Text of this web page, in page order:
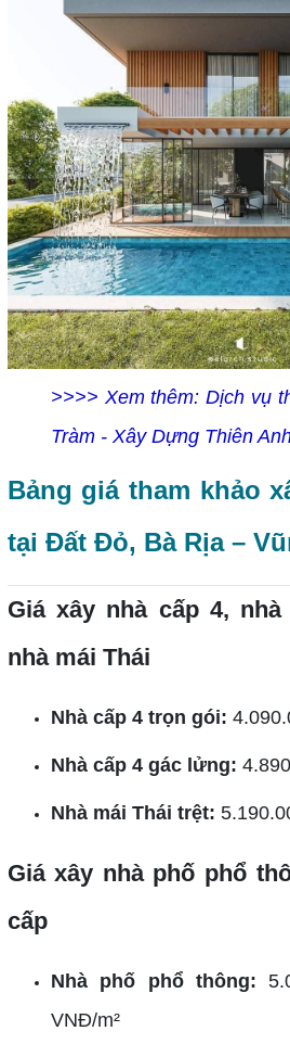
>>>> Xem thêm:Dịch vụ
Tràm - Xây Dựng Thiên
Bảng giá tham khảo
tại Đất Đỏ, Bà Rịa –
Giá xây nhà cấp 4,
nhà mái Thái
Nhà cấp 4 trọn gói:
Nhà cấp 4 gác lửng:
Nhà mái Thái trệt:
Giá xây nhà phố phổ
cấp
Nhà phố phổ thông:
VNĐ/m²